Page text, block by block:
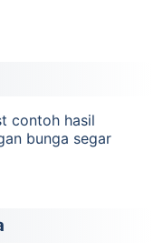
contoh hasil
bunga segar